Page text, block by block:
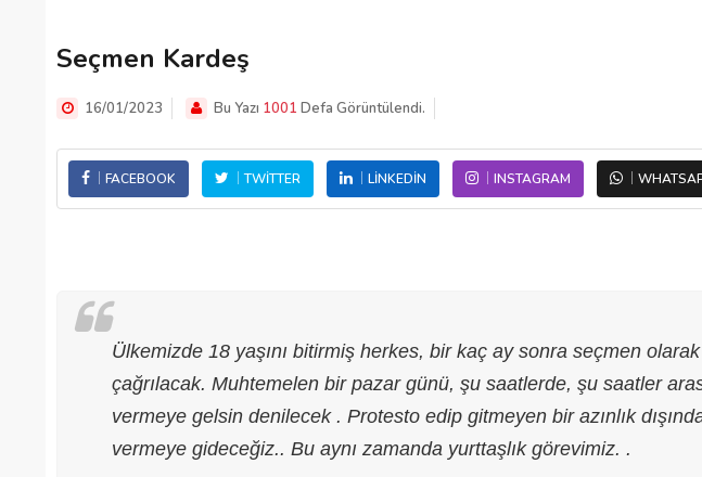
Seçmen Kardeş
16/01/2023 Bu Yazı 1001 Defa Görüntülendi.
FACEBOOK TWITTER LINKEDIN INSTAGRAM
Ülkemizde 18 yaşını bitirmiş herkes, bir kaç ay sonra seçmen
çağrılacak. Muhtemelen bir pazar günü, şu saatlerde, şu saatler
vermeye gelsin denilecek . Protesto edip gitmeyen bir azınlık
vermeye gideceğiz.. Bu aynı zamanda yurttaşlık görevimiz. .